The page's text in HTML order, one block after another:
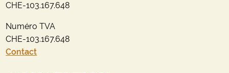
CHE-103.167.648
Numéro TVA
CHE-103.167.648
Contact